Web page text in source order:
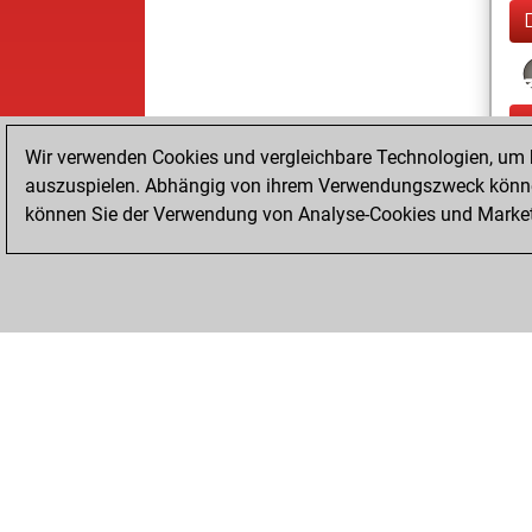
Wir verwenden Cookies und vergleichbare Technologien,
auszuspielen. Abhängig von ihrem Verwendungszweck
können Sie der Verwendung von Analyse-Cookies und